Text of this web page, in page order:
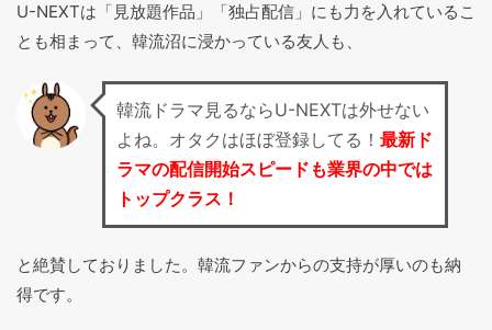
U-NEXTは「見放題作品」「独占配信」にも力を入れているこ
とも相まって、韓流沼に浸かっている友人も、
韓流ドラマ見るならU-NEXTは外せない
よね。オタクはほぼ登録してる！ 最新ド
ラマの配信開始スピードも業界の中では
トップクラス！
と絶賛しておりました。韓流ファンからの支持が厚いのも納
得です。